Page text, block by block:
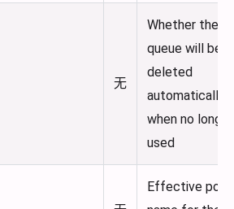
无
Whether the
queue will be
deleted
automatically
when no longer
used
Effective